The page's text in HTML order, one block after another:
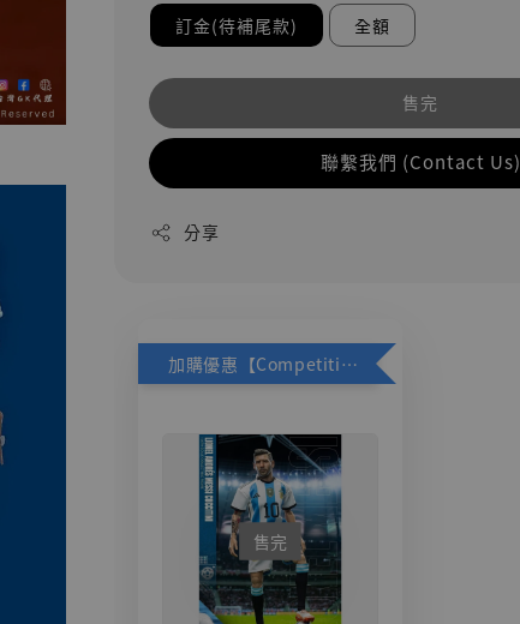
訂金(待補尾款) 全額
售完
聯繫我們 (Contact Us)
分享
加購優惠【Competitive Toys 梅西 [CM001]】
售完